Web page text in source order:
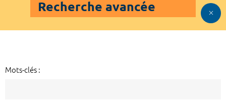
Recherche avancée
Mots-clés :